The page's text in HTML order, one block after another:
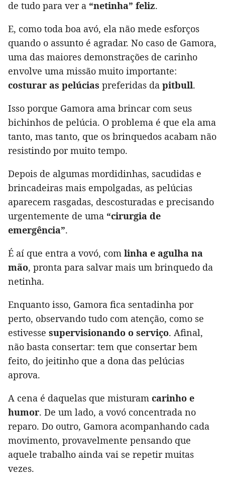
de tudo para ver a “netinha” feliz.
E, como toda boa avó, ela não mede esforços
quando o assunto é agradar. No caso de Gamora,
uma das maiores demonstrações de carinho
envolve uma missão muito importante:
costurar as pelúcias preferidas da pitbull.
Isso porque Gamora ama brincar com seus
bichinhos de pelúcia. O problema é que ela ama
tanto, mas tanto, que os brinquedos acabam não
resistindo por muito tempo.
Depois de algumas mordidinhas, sacudidas e
brincadeiras mais empolgadas, as pelúcias
aparecem rasgadas, descosturadas e precisando
urgentemente de uma “cirurgia de
emergência”.
É aí que entra a vovó, com linha e agulha na
mão, pronta para salvar mais um brinquedo da
netinha.
Enquanto isso, Gamora fica sentadinha por
perto, observando tudo com atenção, como se
estivesse supervisionando o serviço. Afinal,
não basta consertar: tem que consertar bem
feito, do jeitinho que a dona das pelúcias
aprova.
A cena é daquelas que misturam carinho e
humor. De um lado, a vovó concentrada no
reparo. Do outro, Gamora acompanhando cada
movimento, provavelmente pensando que
aquele trabalho ainda vai se repetir muitas
vezes.